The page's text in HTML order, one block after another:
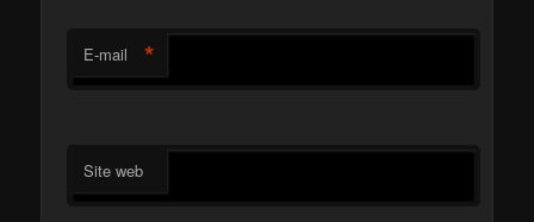
E-mail *
Site web